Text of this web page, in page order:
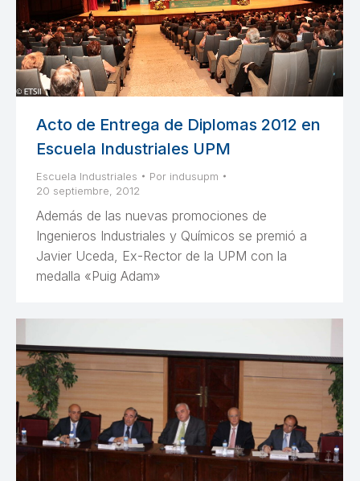
Acto de Entrega de Diplomas 2012 en
Escuela Industriales UPM
Escuela Industriales Por indusupm
20 septiembre, 2012
Además de las nuevas promociones de
Ingenieros Industriales y Químicos se premió a
Javier Uceda, Ex-Rector de la UPM con la
medalla «Puig Adam»